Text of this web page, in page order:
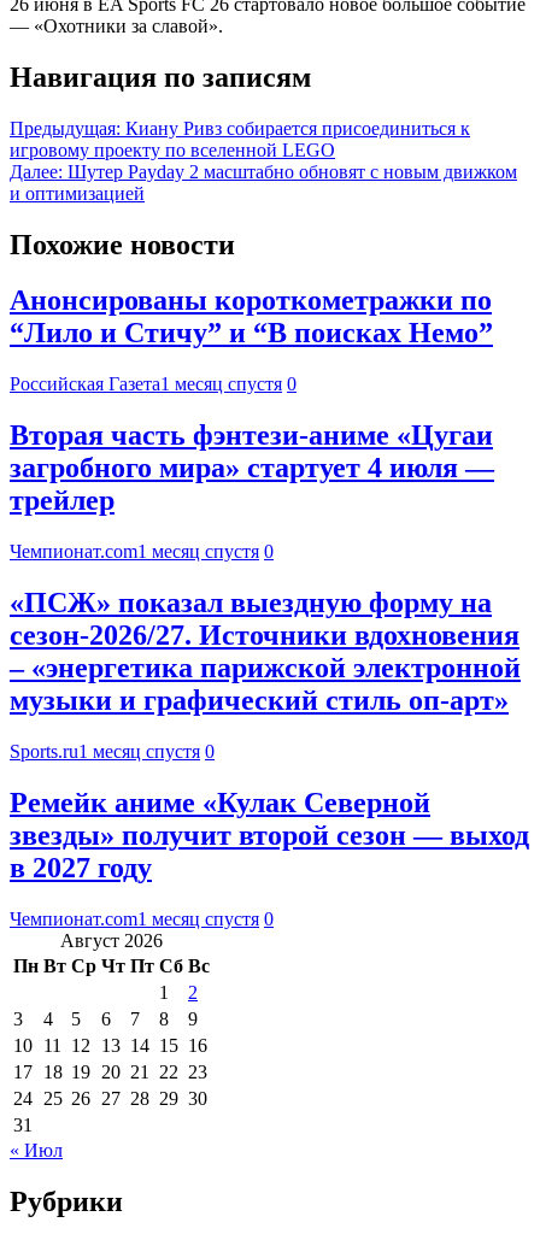
— «Охотники за славой».
Навигация по записям
Предыдущая: Киану Ривз собирается присоединиться к
игровому проекту по вселенной LEGO
Далее: Шутер Payday 2 масштабно обновят с новым движком
и оптимизацией
Похожие новости
Анонсированы короткометражки по
“Лило и Стичу” и “В поисках Немо”
Российская Газета1 месяц спустя 0
Вторая часть фэнтези-аниме «Цугаи
загробного мира» стартует 4 июля —
трейлер
Чемпионат.com1 месяц спустя 0
«ПСЖ» показал выездную форму на
сезон-2026/27. Источники вдохновения
– «энергетика парижской электронной
музыки и графический стиль оп-арт»
Sports.ru1 месяц спустя 0
Ремейк аниме «Кулак Северной
звезды» получит второй сезон — выход
в 2027 году
Чемпионат.com1 месяц спустя 0
Август 2026
Пн Вт Ср Чт Пт Сб Вс
1
2
3
4 5 6 7 8
9
10 11 12 13 14 15 16
17 18 19 20 21 22 23
24 25 26 27 28 29 30
31
« Июл
Рубрики